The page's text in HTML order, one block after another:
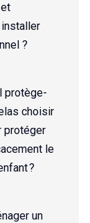
?
protège-
choisir
protéger
le
?
un